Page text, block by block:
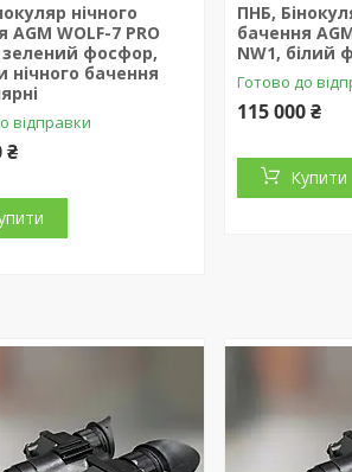
нічного
AGM WOLF-7 PRO
зелений фосфор,
нічного бачення
відправки
₴
ПНБ,
бачення
NW1, білий
Готово до
115 000 ₴
Купити